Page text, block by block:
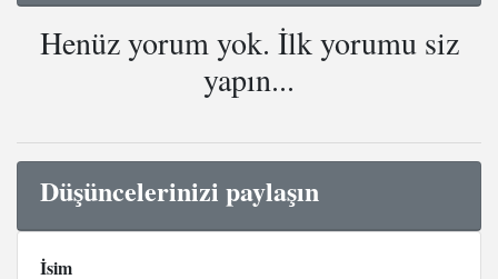
Henüz yorum yok. İlk yorumu siz
yapın...
Düşüncelerinizi paylaşın
İsim